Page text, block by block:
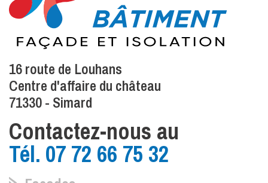
16 route de Louhans
Centre d'affaire du château
71330 - Simard
Contactez-nous au
Tél. 07 72 66 75 32